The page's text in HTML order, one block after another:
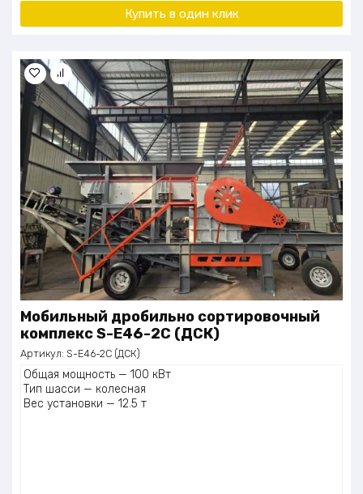
Купить в один клик
Мобильный дробильно сортировочный
комплекс S-E46-2C (ДСК)
Артикул: S-E46-2C (ДСК)
Общая мощность — 100 кВт
Тип шасси — колесная
Вес установки — 12.5 т